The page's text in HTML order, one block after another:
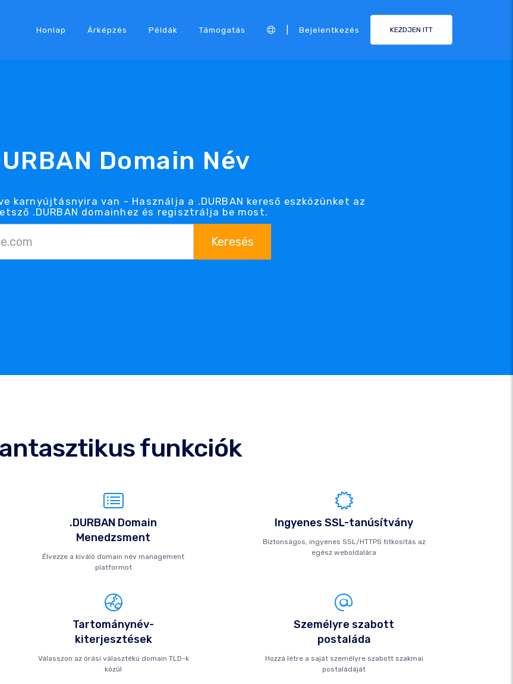
Honlap Árképzés Példák Támogatás Bejelentkezés KEZDJEN ITT
Domain Név
karnyújtásnyira van - Használja a .DURBAN kereső eszközünket az
.DURBAN domainhez és regisztrálja be most.
Keresés
funkciók
.DURBAN Domain
Menedzsment
Élvezze a kiváló domain név management
platformot
Ingyenes SSL-tanúsítvány
Biztonságos, ingyenes SSL/HTTPS titkosítás az
egész weboldalára
Tartománynév-
kiterjesztések
Válasszon az órási választékú domain TLD-k
közül
Személyre szabott
postaláda
Hozzá létre a saját személyre szabott szakmai
postaládáját